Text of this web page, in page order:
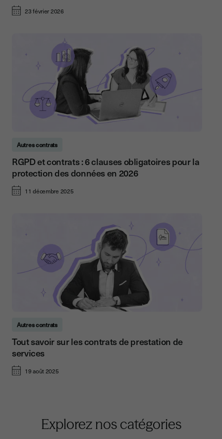
23 février 2026
Autres contrats
RGPD et contrats : 6 clauses obligatoires pour la
protection des données en 2026
11 décembre 2025
Autres contrats
Tout savoir sur les contrats de prestation de
services
19 août 2025
Explorez nos catégories